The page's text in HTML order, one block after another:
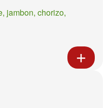
jambon, chorizo,